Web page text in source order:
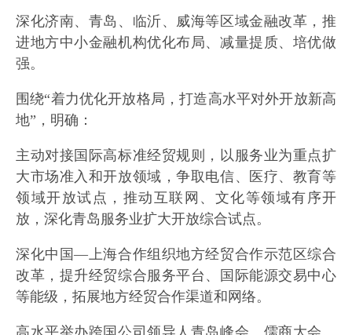
深化济南、青岛、临沂、威海等区域金融改革，推
进地方中小金融机构优化布局、减量提质、培优做
强。
围绕“着力优化开放格局，打造高水平对外开放新高
地”，明确：
主动对接国际高标准经贸规则，以服务业为重点扩
大市场准入和开放领域，争取电信、医疗、教育等
领域开放试点，推动互联网、文化等领域有序开
放，深化青岛服务业扩大开放综合试点。
深化中国—上海合作组织地方经贸合作示范区综合
改革，提升经贸综合服务平台、国际能源交易中心
等能级，拓展地方经贸合作渠道和网络。